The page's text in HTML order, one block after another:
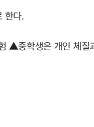
한다.
▲중학생은 개인 체질